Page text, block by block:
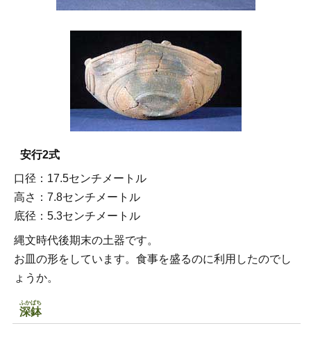
安行2式
口径：17.5センチメートル
高さ：7.8センチメートル
底径：5.3センチメートル
縄文時代後期末の土器です。
お皿の形をしています。食事を盛るのに利用したのでし
ょうか。
深鉢
ふかばち